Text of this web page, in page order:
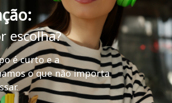
escolha?
é curto e a
o que não importa